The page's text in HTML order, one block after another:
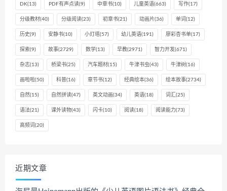
DK(13) PDF有声点读(9) 中章书(10) 儿童英语(663) 写作(17)
分级教材(40) 分级阅读(23) 初章书(21) 动画片(36) 单词 (12)
历史(9) 安静书(10) 小灯塔(57) 幼儿英语(191) 廖彩杏书单(17)
探索(9) 故事(2729) 数学(13) 早教(2971) 智力开发(671)
杂志(13) 桥梁书(25) 汽车题材(15) 牛津书虫(43) 牛津树(16)
画啦啦(50) 科普(16) 章节书(12) 经典绘本(36) 绘本故事(2734)
自然(15) 自然拼读(47) 英文动画(34) 英语(18) 词汇 (25)
语法(21) 课外读物(43) 闪卡(10) 阅读(18) 阅读能力 (73)
高频词 (20)
近期文章